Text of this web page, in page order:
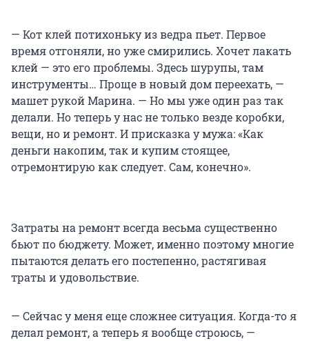
— Кот клей потихоньку из ведра пьет. Первое
время отгоняли, но уже смирились. Хочет лакать
клей — это его проблемы. Здесь шурупы, там
инструменты… Проще в новый дом переехать, —
машет рукой Марина. — Но мы уже один раз так
делали. Но теперь у нас не только везде коробки,
вещи, но и ремонт. И присказка у мужа: «Как
деньги накопим, так и купим стоящее,
отремонтирую как следует. Сам, конечно».
Затраты на ремонт всегда весьма существенно
бьют по бюджету. Может, именно поэтому многие
пытаются делать его постепенно, растягивая
траты и удовольствие.
— Сейчас у меня еще сложнее ситуация. Когда-то я
делал ремонт, а теперь я вообще строюсь, —